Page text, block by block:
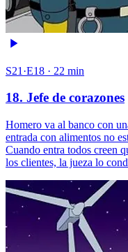
S21·E18 · 22 min
18. Jefe de corazones
Homero va al banco con
entrada con alimentos no
Cuando entra todos creen
los clientes, la jueza lo